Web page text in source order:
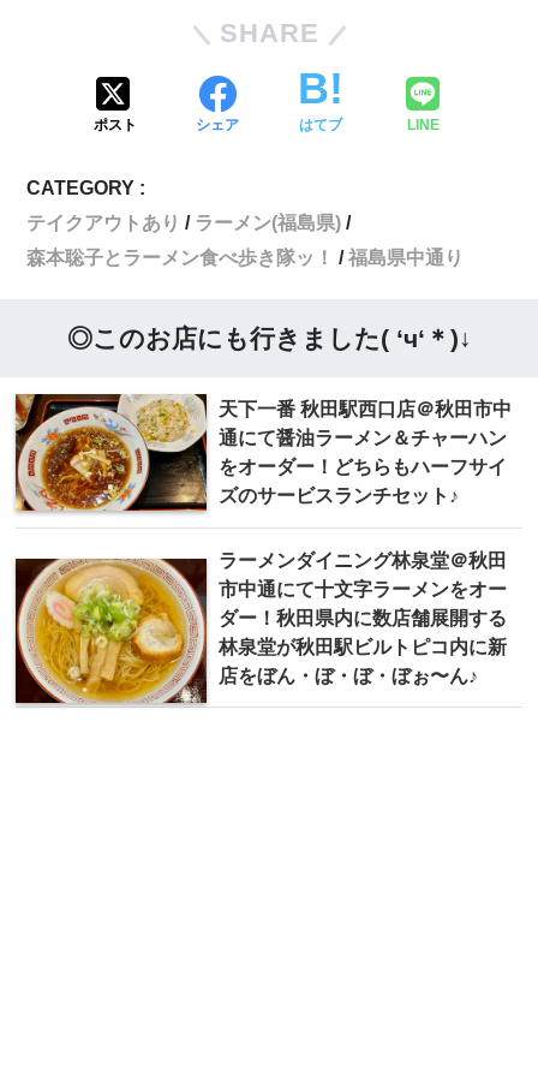
SHARE
ポスト シェア はてブ LINE
CATEGORY :
テイクアウトあり
ラーメン(福島県)
森本聡子とラーメン食べ歩き隊ッ！
福島県中通り
◎このお店にも行きました( ‘ч‘＊)↓
天下一番 秋田駅西口店＠秋田市中
通にて醤油ラーメン＆チャーハン
をオーダー！どちらもハーフサイ
ズのサービスランチセット♪
ラーメンダイニング林泉堂＠秋田
市中通にて十文字ラーメンをオー
ダー！秋田県内に数店舗展開する
林泉堂が秋田駅ビルトピコ内に新
店をぼん・ぼ・ぼ・ぼぉ〜ん♪